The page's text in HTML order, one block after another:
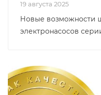
19 августа 2025
Новые возможности
электронасосов